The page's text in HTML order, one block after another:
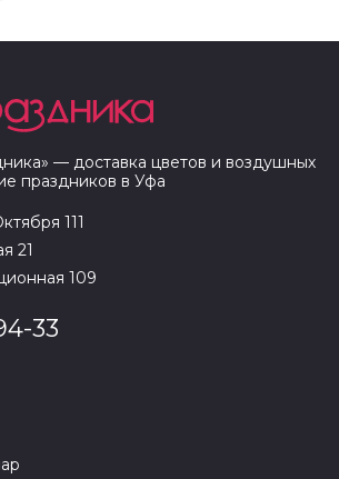
» — доставка цветов и воздушных
праздников в Уфа
111
21
109
33